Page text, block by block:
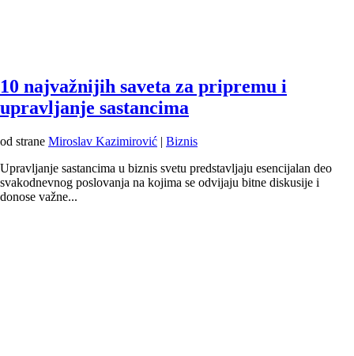
10 najvažnijih saveta za pripremu i
upravljanje sastancima
od strane Miroslav Kazimirović | Biznis
Upravljanje sastancima u biznis svetu predstavljaju esencijalan deo
svakodnevnog poslovanja na kojima se odvijaju bitne diskusije i
donose važne...